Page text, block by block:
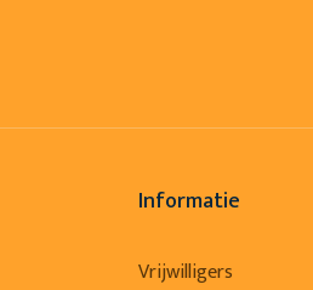
Informatie
Vrijwilligers